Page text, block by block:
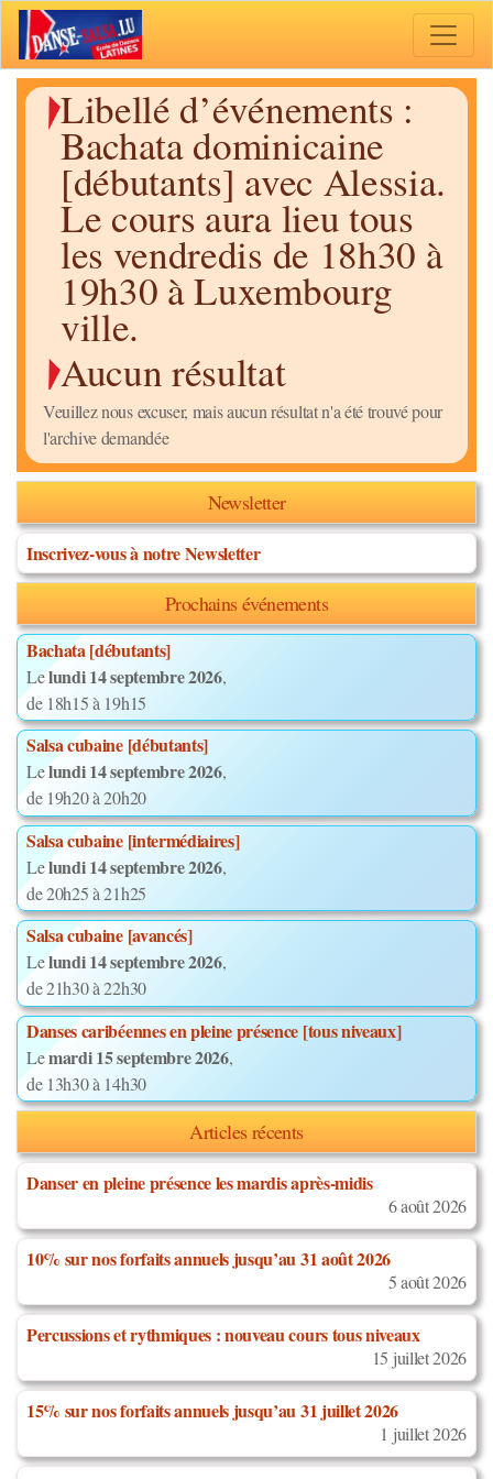
Libellé d’événements :
Bachata dominicaine
[débutants] avec Alessia.
Le cours aura lieu tous
les vendredis de 18h30 à
19h30 à Luxembourg
ville.
Aucun résultat
Veuillez nous excuser, mais aucun résultat n'a été trouvé pour
l'archive demandée
Newsletter
Inscrivez-vous à notre Newsletter
Prochains événements
Bachata [débutants]
Lelundi 14 septembre 2026,
de 18h15 à 19h15
Salsa cubaine [débutants]
Lelundi 14 septembre 2026,
de 19h20 à 20h20
Salsa cubaine [intermédiaires]
Lelundi 14 septembre 2026,
de 20h25 à 21h25
Salsa cubaine [avancés]
Lelundi 14 septembre 2026,
de 21h30 à 22h30
Danses caribéennes en pleine présence [tous niveaux]
Lemardi 15 septembre 2026,
de 13h30 à 14h30
Articles récents
Danser en pleine présence les mardis après-midis
6 août 2026
10% sur nos forfaits annuels jusqu’au 31 août 2026
5 août 2026
Percussions et rythmiques : nouveau cours tous niveaux
15 juillet 2026
15% sur nos forfaits annuels jusqu’au 31 juillet 2026
1 juillet 2026